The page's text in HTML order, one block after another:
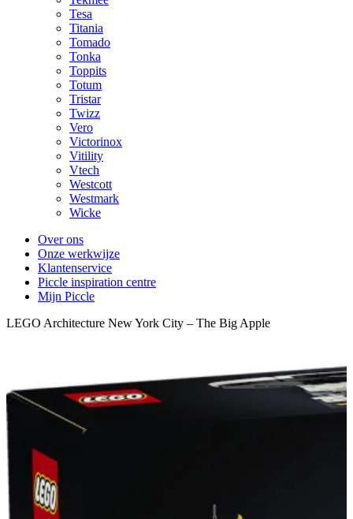
Tesa
Titania
Tomado
Tonka
Toppits
Totum
Tristar
Twizz
Vero
Victorinox
Vitility
Vtech
Westcott
Westmark
Wicke
Over ons
Onze werkwijze
Klantenservice
Piccle inspiration centre
Mijn Piccle
LEGO Architecture New York City – The Big Apple